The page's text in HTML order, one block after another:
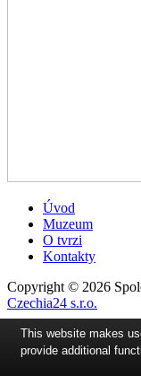
Úvod
Muzeum
O tvrzi
Kontakty
Copyright © 2026
Czechia24 s.r.o.
This website makes
provide additional